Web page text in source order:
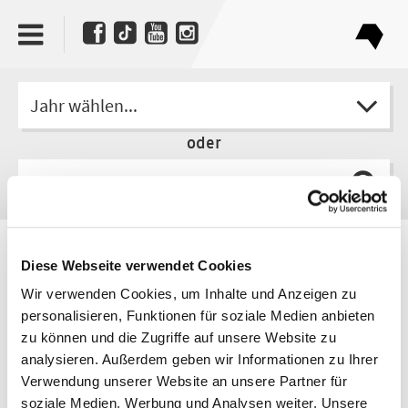
Diese Webseite verwendet Cookies
Wir verwenden Cookies, um Inhalte und Anzeigen zu
personalisieren, Funktionen für soziale Medien anbieten
zu können und die Zugriffe auf unsere Website zu
analysieren. Außerdem geben wir Informationen zu Ihrer
Verwendung unserer Website an unsere Partner für
soziale Medien, Werbung und Analysen weiter. Unsere
Jahr wählen...
oder
Nellja Veremej